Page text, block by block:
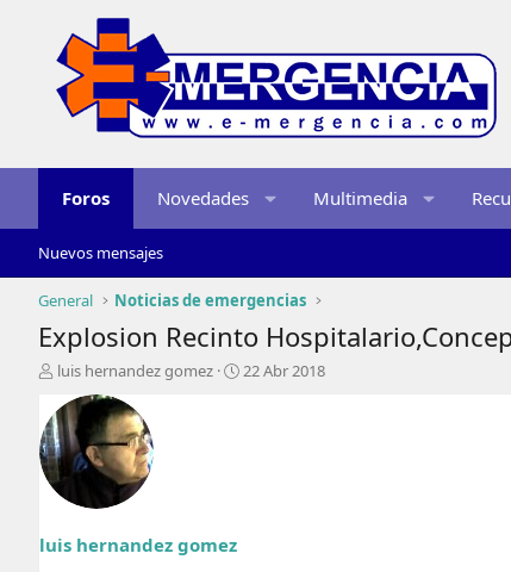
Foros Novedades Multimedia
Nuevos mensajes
General Noticias de emergencias
Explosion Recinto
I
i
c
i
a
d
r
luis hernandez gomez
F
22 Abr 2018
luis hernandez gomez